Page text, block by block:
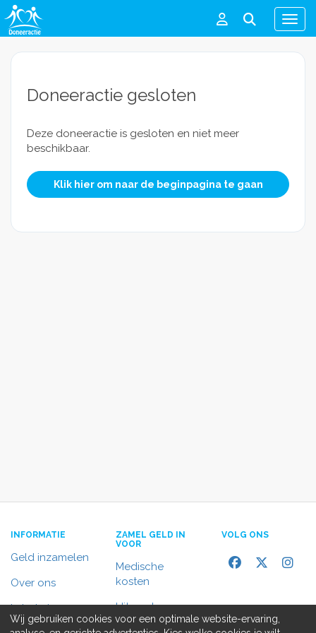
Menu
Doneeractie gesloten
Deze doneeractie is gesloten en niet meer
beschikbaar.
Klik hier om naar de beginpagina te gaan
INFORMATIE
Geld inzamelen
Over ons
In het nieuws
ZAMEL GELD IN
VOOR
Medische
kosten
Uitvaart
VOLG ONS
Wij gebruiken cookies voor een optimale website-ervaring,